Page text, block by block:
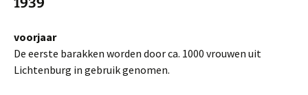
voorjaar
De eerste barakken worden door ca. 1000 vrouwen uit
Lichtenburg in gebruik genomen.